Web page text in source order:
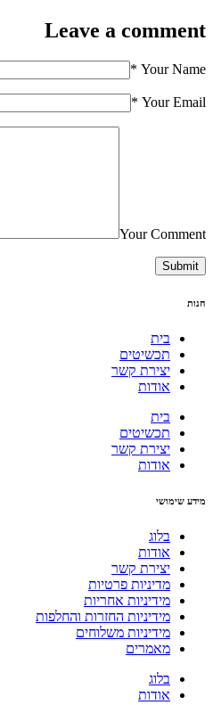
Leave a comment
Your Name
*
Your Email
*
Your Comment
Submit
חנות
בית
תכשיטים
יצירת קשר
אודות
בית
תכשיטים
יצירת קשר
אודות
מידע שימושי
בלוג
אודות
יצירת קשר
מדיניות פרטיות
מידיניות אחריות
מידיניות החזרות והחלפות
מידיניות משלוחים
מאמרים
בלוג
אודות